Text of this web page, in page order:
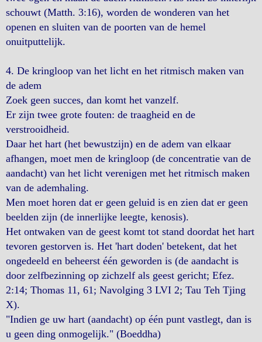
schouwt (Matth. 3:16), worden de wonderen van het
openen en sluiten van de poorten van de hemel
onuitputtelijk.
4. De kringloop van het licht en het ritmisch maken van
de adem
Zoek geen succes, dan komt het vanzelf.
Er zijn twee grote fouten: de traagheid en de
verstrooidheid.
Daar het hart (het bewustzijn) en de adem van elkaar
afhangen, moet men de kringloop (de concentratie van de
aandacht) van het licht verenigen met het ritmisch maken
van de ademhaling.
Men moet horen dat er geen geluid is en zien dat er geen
beelden zijn (de innerlijke leegte, kenosis).
Het ontwaken van de geest komt tot stand doordat het hart
tevoren gestorven is. Het 'hart doden' betekent, dat het
ongedeeld en beheerst één geworden is (de aandacht is
door zelfbezinning op zichzelf als geest gericht; Efez.
2:14; Thomas 11, 61; Navolging 3 LVI 2; Tau Teh Tjing
X).
"Indien ge uw hart (aandacht) op één punt vastlegt, dan is
u geen ding onmogelijk." (Boeddha)